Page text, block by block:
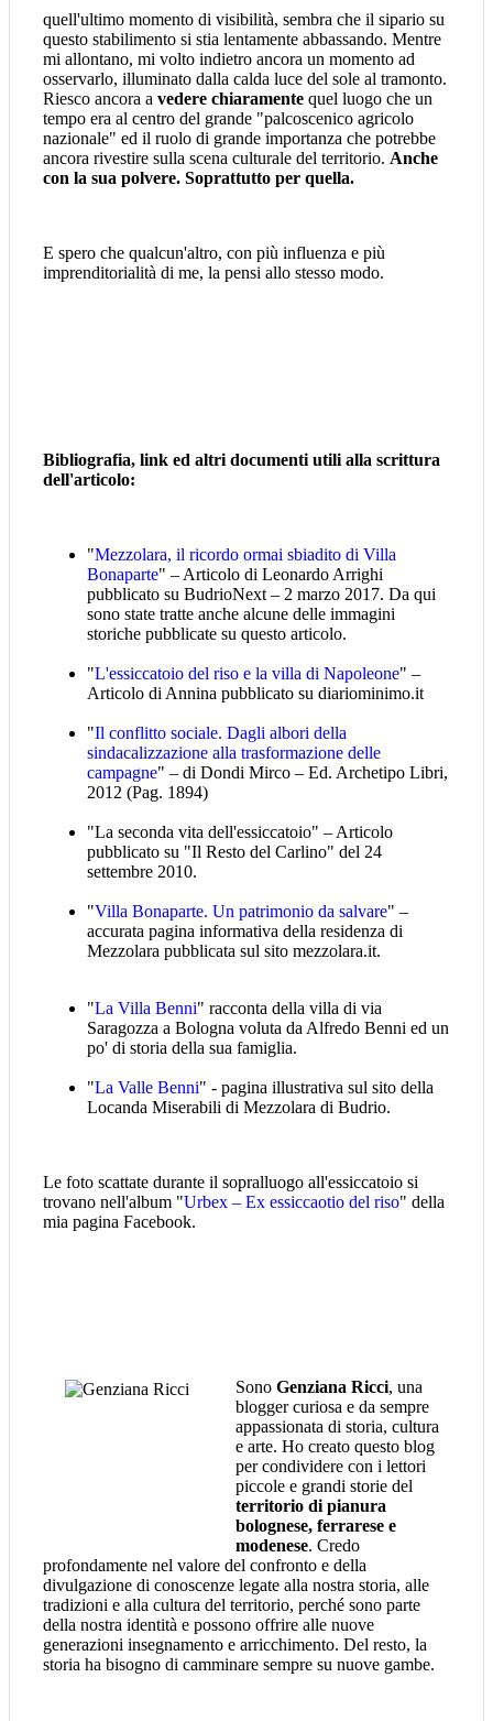
quell'ultimo momento di visibilità, sembra che il sipario su
questo stabilimento si stia lentamente abbassando. Mentre
mi allontano, mi volto indietro ancora un momento ad
osservarlo, illuminato dalla calda luce del sole al tramonto.
Riesco ancora a vedere chiaramente quel luogo che un
tempo era al centro del grande "palcoscenico agricolo
nazionale" ed il ruolo di grande importanza che potrebbe
ancora rivestire sulla scena culturale del territorio. Anche
con la sua polvere. Soprattutto per quella.
E spero che qualcun'altro, con più influenza e più
imprenditorialità di me, la pensi allo stesso modo.
Bibliografia, link ed altri documenti utili alla scrittura
dell'articolo:
"Mezzolara, il ricordo ormai sbiadito di Villa
Bonaparte" – Articolo di Leonardo Arrighi
pubblicato su BudrioNext – 2 marzo 2017. Da qui
sono state tratte anche alcune delle immagini
storiche pubblicate su questo articolo.
"L'essiccatoio del riso e la villa di Napoleone" –
Articolo di Annina pubblicato su diariominimo.it
"Il conflitto sociale. Dagli albori della
sindacalizzazione alla trasformazione delle
campagne" – di Dondi Mirco – Ed. Archetipo Libri,
2012 (Pag. 1894)
"La seconda vita dell'essiccatoio" – Articolo
pubblicato su "Il Resto del Carlino" del 24
settembre 2010.
"Villa Bonaparte. Un patrimonio da salvare" –
accurata pagina informativa della residenza di
Mezzolara pubblicata sul sito mezzolara.it.
"La Villa Benni" racconta della villa di via
Saragozza a Bologna voluta da Alfredo Benni ed un
po' di storia della sua famiglia.
"La Valle Benni" - pagina illustrativa sul sito della
Locanda Miserabili di Mezzolara di Budrio.
Le foto scattate durante il sopralluogo all'essiccatoio si
trovano nell'album "Urbex – Ex essiccaotio del riso" della
mia pagina Facebook.
Sono Genziana Ricci, una
blogger curiosa e da sempre
appassionata di storia, cultura
e arte. Ho creato questo blog
per condividere con i lettori
piccole e grandi storie del
territorio di pianura
bolognese, ferrarese e
modenese. Credo
profondamente nel valore del confronto e della
divulgazione di conoscenze legate alla nostra storia, alle
tradizioni e alla cultura del territorio, perché sono parte
della nostra identità e possono offrire alle nuove
generazioni insegnamento e arricchimento. Del resto, la
storia ha bisogno di camminare sempre su nuove gambe.